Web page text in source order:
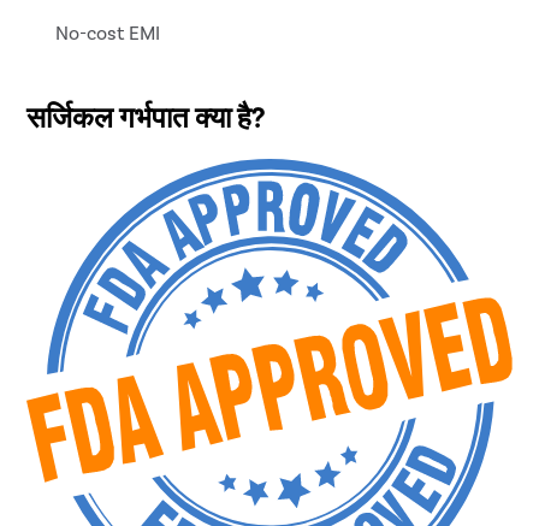
No-cost EMI
सर्जिकल गर्भपात क्या है?